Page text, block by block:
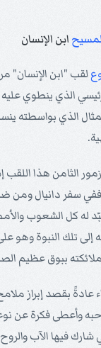
ابن الإنسان
لقب "ابن الإنسان"
الذي ينطوي
الذي بواسطته
الثامن هذا
ففي سفر دانيال ومن
له كل الشعوب
إلى تلك النبوة وهو
ببوق عظيم
عادةً بقصد إبراز
فكرة عن
شارك فيها الآب